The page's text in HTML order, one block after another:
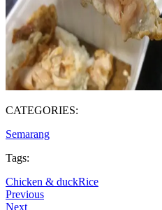
CATEGORIES:
Semarang
Tags:
Chicken & duckRice
Previous
Next